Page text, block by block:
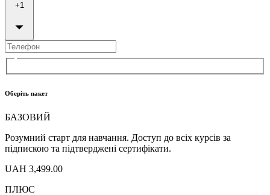
+1
Оберіть пакет
БАЗОВИЙ
Розумний старт для навчання. Доступ до всіх курсів за
підпискою та підтверджені сертифікати.
UAH 3,499.00
ПЛЮС